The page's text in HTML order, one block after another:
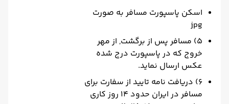
اسکن پاسپورت مسافر به صورت
jpg
5) مسافر پس از برگشت, از مهر
خروج که در پاسپورت درج شده
عکس ارسال نماید.
6) دریافت نامه تایید از سفارت برای
مسافر در ایران حدود 14 روز کاری